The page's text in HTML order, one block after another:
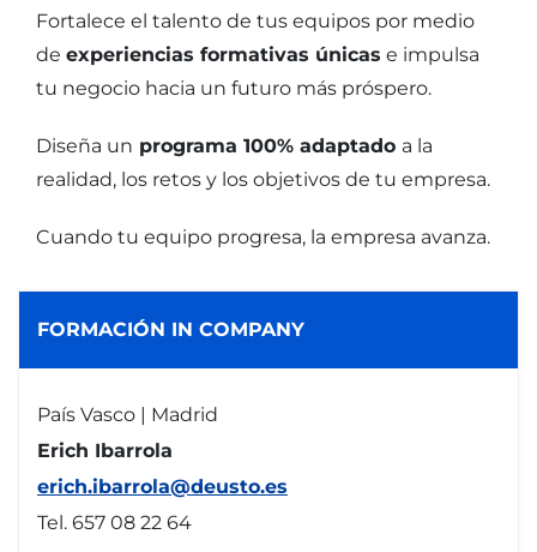
Fortalece el talento de tus equipos por medio
de experiencias formativas únicas e impulsa
tu negocio hacia un futuro más próspero.
Diseña un programa 100% adaptado a la
realidad, los retos y los objetivos de tu empresa.
Cuando tu equipo progresa, la empresa avanza.
FORMACIÓN IN COMPANY
País Vasco | Madrid
Erich Ibarrola
erich.ibarrola@deusto.es
Tel. 657 08 22 64